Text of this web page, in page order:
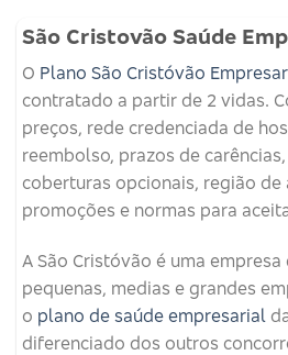
São Cristovão Saúde
O Plano São Cristóvão
contratado a partir de 2 vidas.
preços, rede credenciada de
reembolso, prazos de
coberturas opcionais, região de
promoções e normas para
A São Cristóvão é uma
pequenas, medias e grandes
o plano de saúde empresarial
diferenciado dos outros